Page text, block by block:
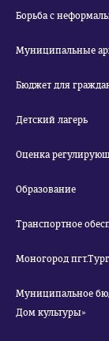
Борьба с
Муниципальные
Бюджет для
Детский лагерь
Оценка
Образование
Транспортное
Моногород
Муниципальное бюджетное
Дом культуры»